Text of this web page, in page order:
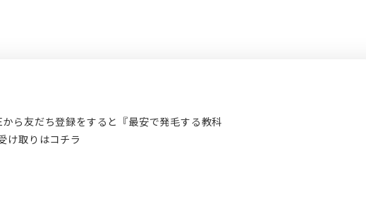
ら友だち登録をすると『最安で発毛する教科
け取りはコチラ